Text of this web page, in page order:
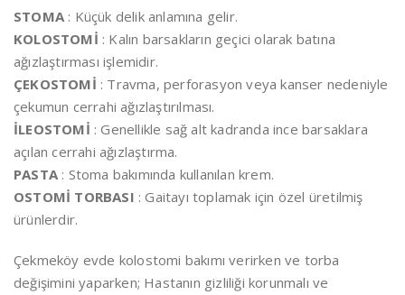
STOMA : Küçük delik anlamına gelir.
KOLOSTOMİ : Kalın barsakların geçici olarak batına
ağızlaştırması işlemidir.
ÇEKOSTOMİ : Travma, perforasyon veya kanser nedeniyle
çekumun cerrahi ağızlaştırılması.
İLEOSTOMİ : Genellikle sağ alt kadranda ince barsaklara
açılan cerrahi ağızlaştırma.
PASTA : Stoma bakımında kullanılan krem.
OSTOMİ TORBASI : Gaitayı toplamak için özel üretilmiş
ürünlerdir.
Çekmeköy evde kolostomi bakımı verirken ve torba
değişimini yaparken; Hastanın gizliliği korunmalı ve